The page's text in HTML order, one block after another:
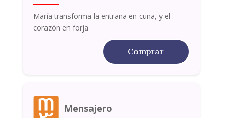
María transforma la entraña en cuna, y el
corazón en forja
Comprar
Mensajero